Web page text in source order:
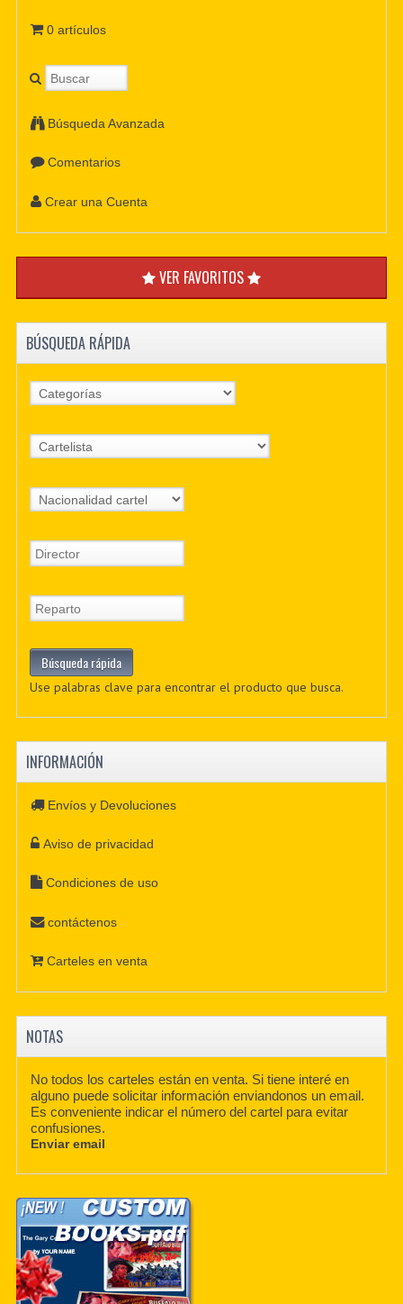
0 artículos
Búsqueda Avanzada
Comentarios
Crear una Cuenta
VER FAVORITOS
BÚSQUEDA RÁPIDA
Use palabras clave para encontrar el producto que busca.
INFORMACIÓN
Envíos y Devoluciones
Aviso de privacidad
Condiciones de uso
contáctenos
Carteles en venta
NOTAS
No todos los carteles están en venta. Si tiene interé en
alguno puede solicitar información enviandonos un email.
Es conveniente indicar el número del cartel para evitar
confusiones.
Enviar email